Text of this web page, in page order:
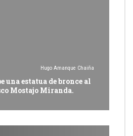
Hugo Amanque Chaiña
una estatua de bronce al
Mostajo Miranda.